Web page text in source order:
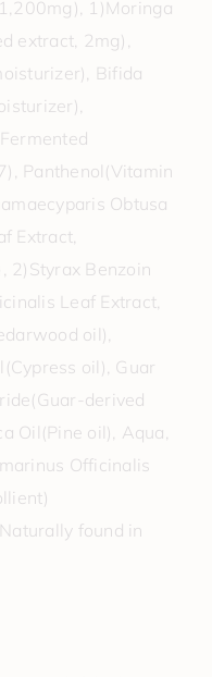
1)Moringa
extract, 2mg),
Bifida
Panthenol(Vitamin
Obtusa
Extract,
2)Styrax Benzoin
Leaf Extract,
oil),
oil), Guar
derived
Oil(Pine oil), Aqua,
Officinalis
found in